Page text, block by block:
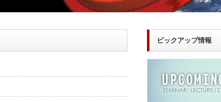
ピックアップ情報